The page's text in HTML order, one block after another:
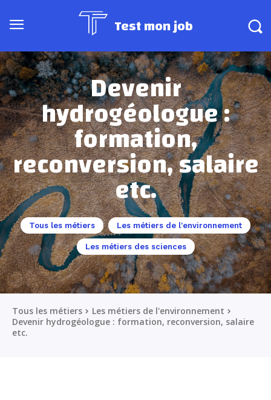
Test mon job
Devenir
hydrogéologue :
formation,
reconversion, salaire
etc.
Tous les métiers Les métiers de l'environnement
Les métiers des sciences
Tous les métiers
Les métiers de l'environnement
Devenir hydrogéologue : formation, reconversion, salaire
etc.